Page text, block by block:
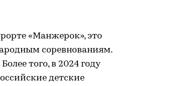
«Манжерок», это
соревнованиям.
того, в 2024 году
детские